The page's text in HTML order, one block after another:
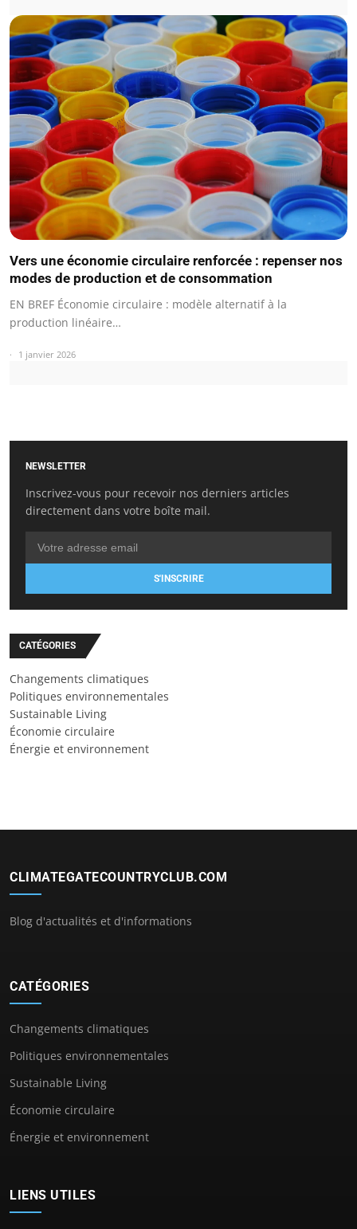
Vers une économie circulaire renforcée : repenser nos
modes de production et de consommation
EN BREF Économie circulaire : modèle alternatif à la
production linéaire…
1 janvier 2026
NEWSLETTER
Inscrivez-vous pour recevoir nos derniers articles
directement dans votre boîte mail.
S'INSCRIRE
CATÉGORIES
Changements climatiques
Politiques environnementales
Sustainable Living
Économie circulaire
Énergie et environnement
CLIMATEGATECOUNTRYCLUB.COM
Blog d'actualités et d'informations
CATÉGORIES
Changements climatiques
Politiques environnementales
Sustainable Living
Économie circulaire
Énergie et environnement
LIENS UTILES